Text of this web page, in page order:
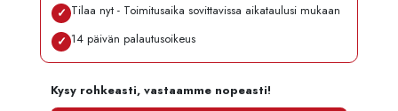
✓ Tilaa nyt - Toimitusaika sovittavissa aikataulusi mukaan
✓ 14 päivän palautusoikeus
Kysy rohkeasti, vastaamme nopeasti!